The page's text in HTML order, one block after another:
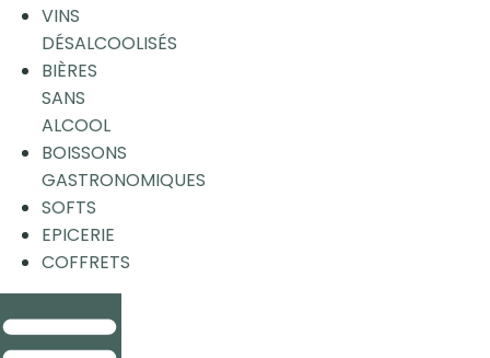
VINS
DÉSALCOOLISÉS
BIÈRES
SANS
ALCOOL
BOISSONS
GASTRONOMIQUES
SOFTS
EPICERIE
COFFRETS